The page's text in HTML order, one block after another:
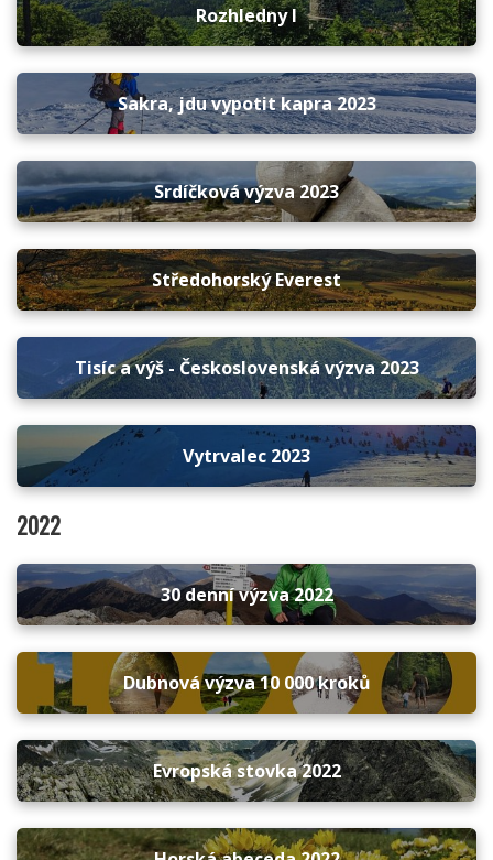
Rozhledny I
Sakra, jdu vypotit kapra 2023
Srdíčková výzva 2023
Středohorský Everest
Tisíc a výš - Československá výzva 2023
Vytrvalec 2023
2022
30 denní výzva 2022
Dubnová výzva 10 000 kroků
Evropská stovka 2022